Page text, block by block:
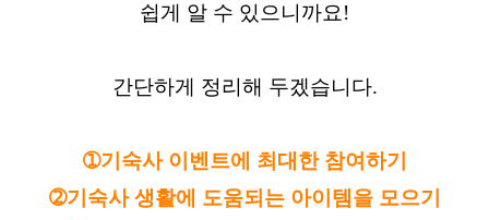
쉽게 알 수 있으니까요!
간단하게 정리해 두겠습니다.
➀기숙사 이벤트에 최대한 참여하기
➁기숙사 생활에 도움되는 아이템을 모으기